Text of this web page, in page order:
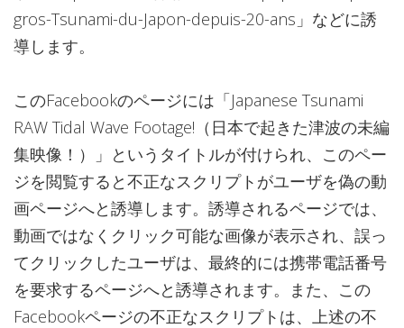
gros-Tsunami-du-Japon-depuis-20-ans」などに誘
導します。
このFacebookのページには「Japanese Tsunami
RAW Tidal Wave Footage!（日本で起きた津波の未編
集映像！）」というタイトルが付けられ、このペー
ジを閲覧すると不正なスクリプトがユーザを偽の動
画ページへと誘導します。誘導されるページでは、
動画ではなくクリック可能な画像が表示され、誤っ
てクリックしたユーザは、最終的には携帯電話番号
を要求するページへと誘導されます。また、この
Facebookページの不正なスクリプトは、上述の不